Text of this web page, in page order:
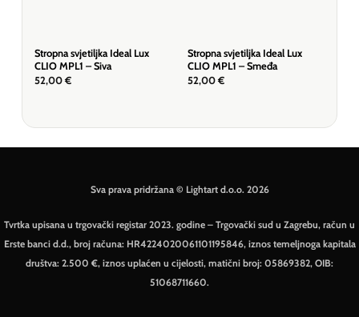
Stropna svjetiljka Ideal Lux
CLIO MPL1 – Siva
52,00 €
Stropna svjetiljka Ideal Lux
CLIO MPL1 – Smeđa
52,00 €
Sva prava pridržana © Lightart d.o.o. 2026
Tvrtka upisana u trgovački registar 2023. godine – Trgovački sud u Zagrebu, račun u
Erste banci d.d., broj računa: HR4224020061101195846, iznos temeljnoga kapitala
društva: 2.500 €, iznos uplaćen u cijelosti, matični broj: 05869382, OIB:
51068711660.